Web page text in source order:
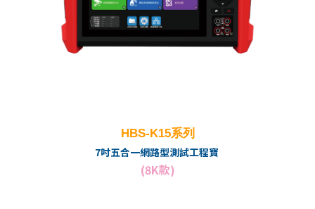
HBS-K15系列
7吋五合一網路型測試工程寶
(8K款)